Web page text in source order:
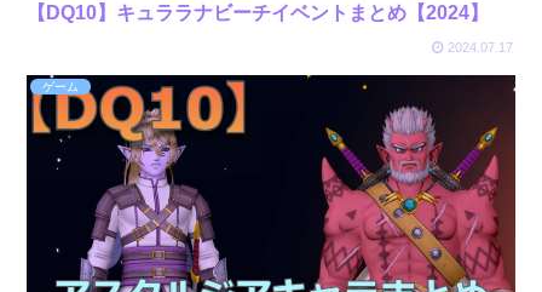
【DQ10】キュララナビーチイベントまとめ【2024】
2024.07.17
ゲーム